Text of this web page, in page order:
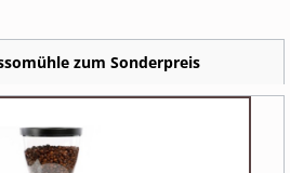
zum Sonderpreis